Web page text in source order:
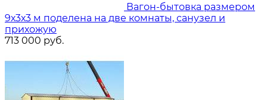
Вагон-бытовка размером
9х3х3 м поделена на две комнаты, санузел и
прихожую
713 000 руб.